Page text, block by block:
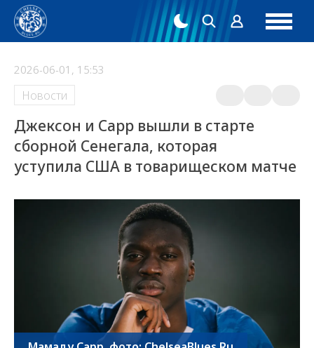
2026-06-01, 15:53
Новости
Джексон и Сарр вышли в старте
сборной Сенегала, которая
уступила США в товарищеском матче